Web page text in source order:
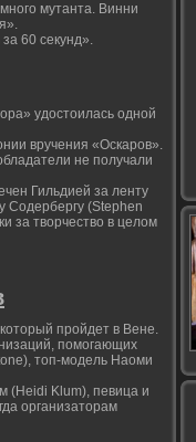
мутанта. Винни
60 секунд».
удостоилась одной
вручения «Оскаров».
не получали
Гильдией за ленту
Содербергу (Stephen
за творчество в целом
пройдет в Вене.
помогающих
топ-модель Наоми
(Heidi Klum), певица и
организаторам